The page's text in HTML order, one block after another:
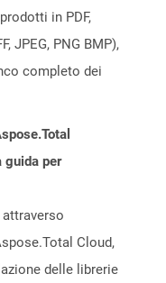
in PDF,
JPEG, PNG BMP),
completo dei
guida per
Cloud,
delle librerie